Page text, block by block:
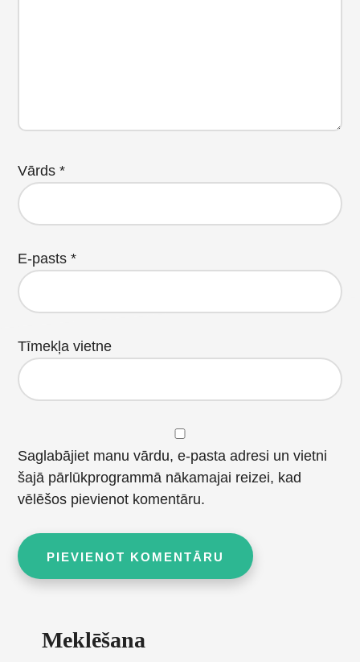
Vārds*
E-pasts*
Tīmekļa vietne
Saglabājiet manu vārdu, e-pasta adresi un vietni
šajā pārlūkprogrammā nākamajai reizei, kad
vēlēšos pievienot komentāru.
Sidebar
Meklēšana